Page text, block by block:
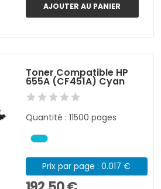
AJOUTER AU PANIER
Toner Compatible HP
655A (CF451A) Cyan
Quantité : 11500 pages
Prix par page : 0.017 €